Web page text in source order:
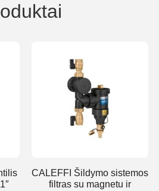
CALEFFI Šildymo sistemos
filtras su magnetu ir